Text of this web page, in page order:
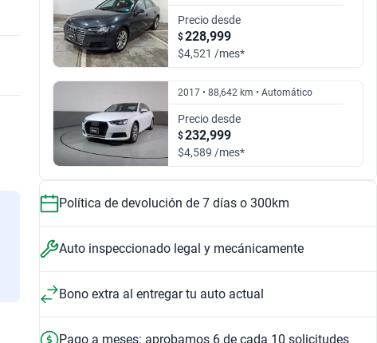
2014
$200,999
2016
$203,999
2017
$249,999 $303,999
2019
2023
$443,999
$303,999 $165,999
1.8 TFSI SPORT MULTITRONIC 2.0 DYNAMIC DCT
$219,999
2.0 TFSI S LINE S-TRONIC QUATTRO
$249,999 $318,999
2.0 TFSI DYNAMIC S-TRONIC 2.0 MHEV 40 TFSI SELECT DCT
1.8 TFSI TRENDY MULTITRONIC 2.0 TFSI SELECT S-TRONIC
Precio desde
$228,999
$4,521 /mes*
2017 • 88,642 km • Automático
Precio desde
$232,999
$4,589 /mes*
Política de devolución de 7 días o 300km
Auto inspeccionado legal y mecánicamente
Bono extra al entregar tu auto actual
Pago a meses: aprobamos 6 de cada 10 solicitudes
Apple Car Play
Entretenimiento
Android
Entretenimiento